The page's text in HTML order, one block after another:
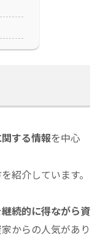
する情報を中心
紹介しています。
継続的に得ながら資
からの人気があり